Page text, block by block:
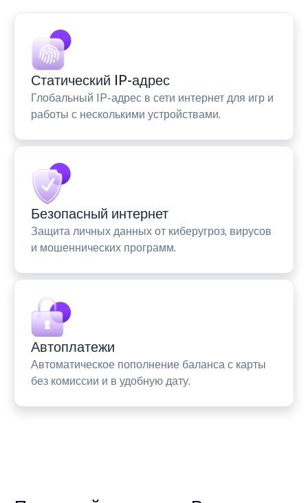
Статический IP-адрес
Глобальный IP-адрес в сети интернет для игр и
работы с несколькими устройствами.
Безопасный интернет
Защита личных данных от киберугроз, вирусов
и мошеннических программ.
Автоплатежи
Автоматическое пополнение баланса с карты
без комиссии и в удобную дату.